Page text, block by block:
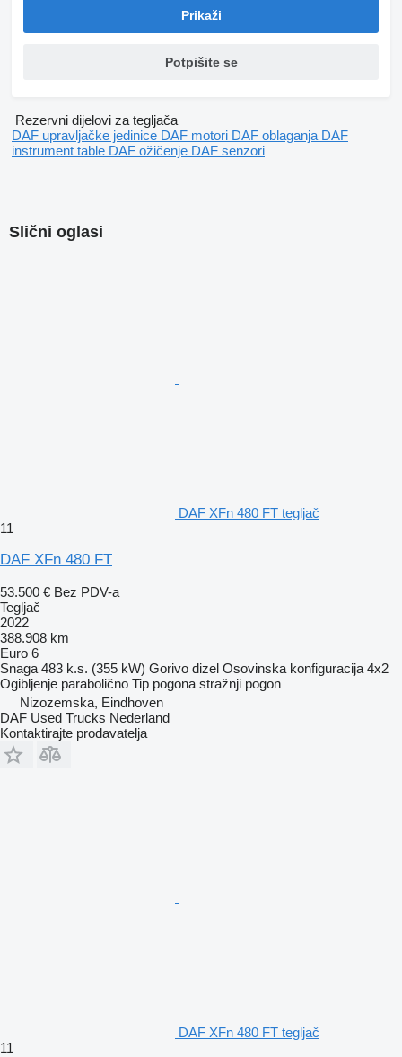
Prikaži
Potpišite se
Rezervni dijelovi za tegljača
DAF upravljačke jedinice DAF motori DAF oblaganja DAF
instrument table DAF ožičenje DAF senzori
Slični oglasi
DAF XFn 480 FT tegljač
11
DAF XFn 480 FT
53.500 € Bez PDV-a
Tegljač
2022
388.908 km
Euro 6
Snaga 483 k.s. (355 kW) Gorivo dizel Osovinska konfiguracija 4x2
Ogibljenje parabolično Tip pogona stražnji pogon
Nizozemska, Eindhoven
DAF Used Trucks Nederland
Kontaktirajte prodavatelja
DAF XFn 480 FT tegljač
11